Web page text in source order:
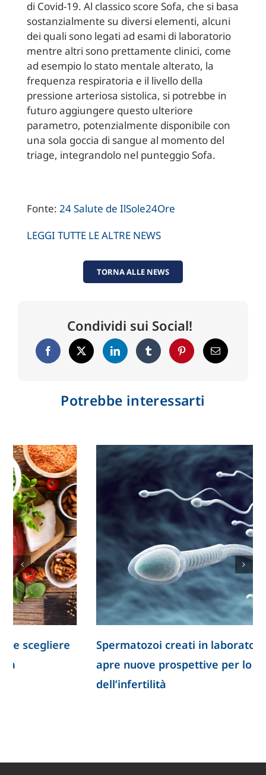
di Covid-19. Al classico score Sofa, che si basa
sostanzialmente su diversi elementi, alcuni
dei quali sono legati ad esami di laboratorio
mentre altri sono prettamente clinici, come
ad esempio lo stato mentale alterato, la
frequenza respiratoria e il livello della
pressione arteriosa sistolica, si potrebbe in
futuro aggiungere questo ulteriore
parametro, potenzialmente disponibile con
una sola goccia di sangue al momento del
triage, integrandolo nel punteggio Sofa.
Fonte: 24 Salute de IlSole24Ore
LEGGI TUTTE LE ALTRE NEWS
TORNA ALLE NEWS
Condividi sui Social!
Potrebbe interessarti
Spermatozoi creati in laboratorio: la ricerca
apre nuove prospettive per lo studio